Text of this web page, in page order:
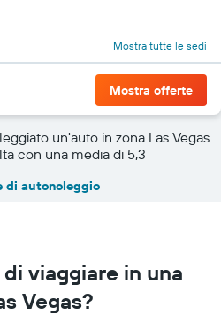
Mostra tutte le sedi
Mostra offerte
un'auto in zona Las Vegas
con una media di 5,3
di autonoleggio
viaggiare in una
Vegas?